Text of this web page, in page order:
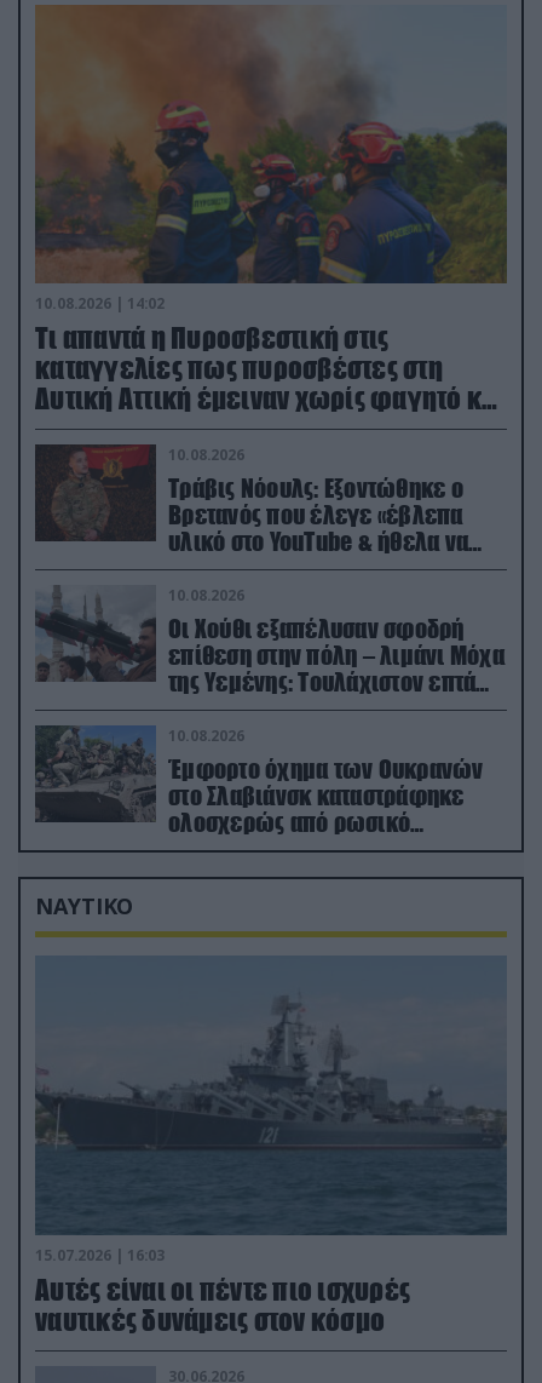
10.08.2026 | 14:02
Τι απαντά η Πυροσβεστική στις
καταγγελίες πως πυροσβέστες στη
Δυτική Αττική έμειναν χωρίς φαγητό και
νερό
10.08.2026
Τράβις Νόουλς: Εξοντώθηκε ο
Βρετανός που έλεγε «έβλεπα
υλικό στο YouTube & ήθελα να
καθαρίσω τους Ρώσους» (βίντεο)
10.08.2026
Οι Χούθι εξαπέλυσαν σφοδρή
επίθεση στην πόλη – λιμάνι Μόχα
της Υεμένης: Toυλάχιστον επτά
νεκροί (βίντεο)
10.08.2026
Έμφορτο όχημα των Ουκρανών
στο Σλαβιάνσκ καταστράφηκε
ολοσχερώς από ρωσικό
μαχητικό μέσα στην πόλη!
(βίντεο)
ΝΑΥΤΙΚΟ
15.07.2026 | 16:03
Aυτές είναι οι πέντε πιο ισχυρές
ναυτικές δυνάμεις στον κόσμο
30.06.2026